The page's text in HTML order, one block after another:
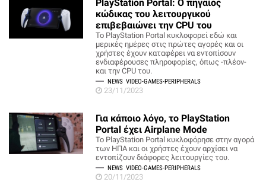
PlayStation Portal: Ο πηγαίος
κώδικας του λειτουργικού
επιβεβαιώνει την CPU του
Το PlayStation Portal κυκλοφορεί εδώ και
μερικές ημέρες στις πρώτες αγορές και οι
χρήστες έχουν καταφέρει να εντοπίσουν
ενδιαφέρουσες πληροφορίες, όπως -πλέον-
και την CPU του.
NEWS VIDEO-GAMES-PERIPHERALS
23/11/2023
Για κάποιο λόγο, το PlayStation
Portal έχει Airplane Mode
To PlayStation Portal κυκλοφόρησε στην αγορά
των ΗΠΑ και οι χρήστες έχουν αρχίσει να
εντοπίζουν διάφορες λειτουργίες του.
NEWS VIDEO-GAMES-PERIPHERALS
20/11/2023